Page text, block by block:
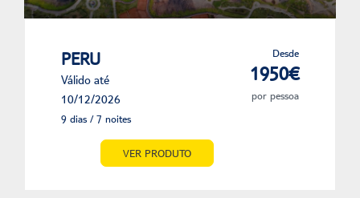
PERU
Válido até
10/12/2026
9 dias / 7 noites
Desde
1950€
por pessoa
VER PRODUTO